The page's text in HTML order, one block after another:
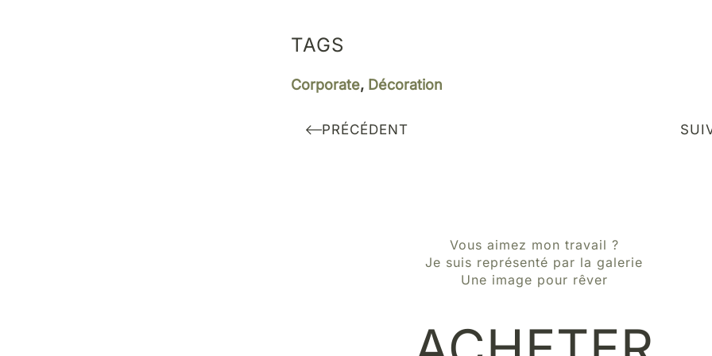
TAGS
Corporate, Décoration
PRÉCÉDENT
Vous aimez mon travail ?
Je suis représenté par la galerie
Une image pour rêver